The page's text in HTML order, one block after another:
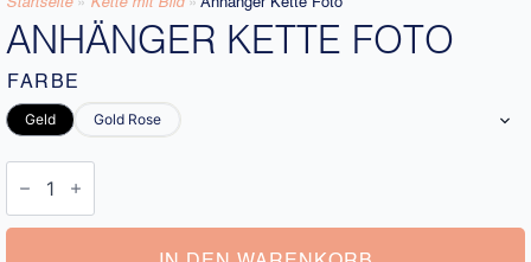
ANHÄNGER KETTE FOTO
FARBE
Geld Gold Rose
Anhänger
Kette
Menge